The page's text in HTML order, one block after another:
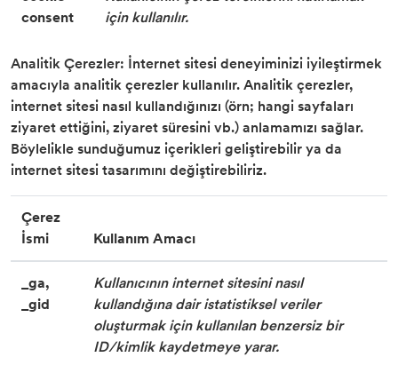
consent
için kullanılır.
Analitik Çerezler: İnternet sitesi deneyiminizi iyileştirmek
amacıyla analitik çerezler kullanılır. Analitik çerezler,
internet sitesi nasıl kullandığınızı (örn; hangi sayfaları
ziyaret ettiğini, ziyaret süresini vb.) anlamamızı sağlar.
Böylelikle sunduğumuz içerikleri geliştirebilir ya da
internet sitesi tasarımını değiştirebiliriz.
Çerez
İsmi
Kullanım Amacı
_ga,
_gid
Kullanıcının internet sitesini nasıl
kullandığına dair istatistiksel veriler
oluşturmak için kullanılan benzersiz bir
ID/kimlik kaydetmeye yarar.